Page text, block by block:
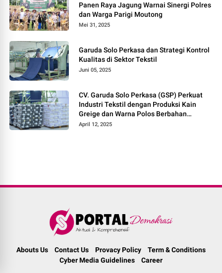
Panen Raya Jagung Warnai Sinergi Polres
dan Warga Parigi Moutong
Mei 31, 2025
Garuda Solo Perkasa dan Strategi Kontrol
Kualitas di Sektor Tekstil
Juni 05, 2025
CV. Garuda Solo Perkasa (GSP) Perkuat
Industri Tekstil dengan Produksi Kain
Greige dan Warna Polos Berbahan
Tetoron Rayon
April 12, 2025
Abouts Us Contact Us Provacy Policy
Term & Conditions
Cyber Media Guidelines
Career